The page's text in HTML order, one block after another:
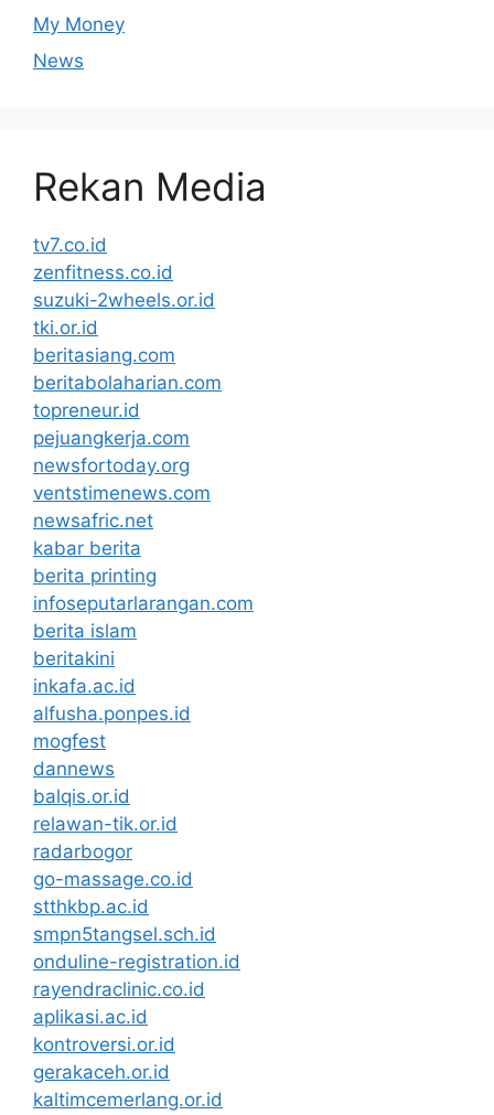
My Money
News
Rekan Media
tv7.co.id
zenfitness.co.id
suzuki-2wheels.or.id
tki.or.id
beritasiang.com
beritabolaharian.com
topreneur.id
pejuangkerja.com
newsfortoday.org
ventstimenews.com
newsafric.net
kabar berita
berita printing
infoseputarlarangan.com
berita islam
beritakini
inkafa.ac.id
alfusha.ponpes.id
mogfest
dannews
balqis.or.id
relawan-tik.or.id
radarbogor
go-massage.co.id
stthkbp.ac.id
smpn5tangsel.sch.id
onduline-registration.id
rayendraclinic.co.id
aplikasi.ac.id
kontroversi.or.id
gerakaceh.or.id
kaltimcemerlang.or.id